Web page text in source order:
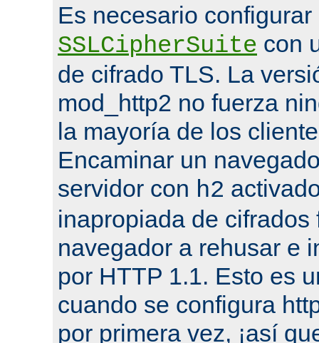
Es necesario configurar
SSLCipherSuite con
de cifrado TLS. La
mod_http2 no fuerza
la mayoría de los
Encaminar un
servidor con h2
inapropiada de cifrados
navegador a rehusar e
por HTTP 1.1. Esto es
cuando se configura
por primera vez, ¡así